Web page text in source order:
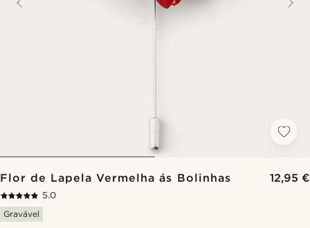
Flor de Lapela Vermelha ás Bolinhas 12,95 €
5.0
Gravável